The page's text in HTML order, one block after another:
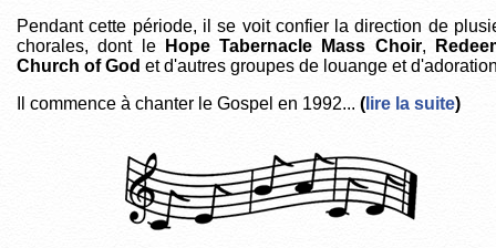
Pendant cette période, il se voit confier la direction de
chorales, dont le
Hope Tabernacle Mass Choir,
Church of God et d'autres groupes de louange et
Il commence à chanter le Gospel en 1992... ( lire la suite)